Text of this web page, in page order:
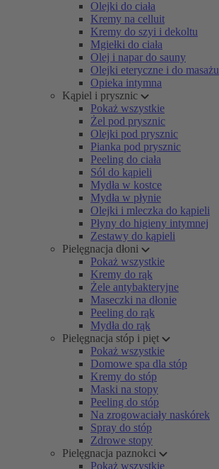
Olejki do ciała
Kremy na celluit
Kremy do szyi i dekoltu
Mgiełki do ciała
Olej i napar do sauny
Olejki eteryczne i do masażu
Opieka intymna
Kąpiel i prysznic
Pokaż wszystkie
Żel pod prysznic
Olejki pod prysznic
Pianka pod prysznic
Peeling do ciała
Sól do kąpieli
Mydła w kostce
Mydła w płynie
Olejki i mleczka do kąpieli
Płyny do higieny intymnej
Zestawy do kąpieli
Pielęgnacja dłoni
Pokaż wszystkie
Kremy do rąk
Żele antybakteryjne
Maseczki na dłonie
Peeling do rąk
Mydła do rąk
Pielęgnacja stóp i pięt
Pokaż wszystkie
Domowe spa dla stóp
Kremy do stóp
Maski na stopy
Peeling do stóp
Na zrogowaciały naskórek
Spray do stóp
Zdrowe stopy
Pielęgnacja paznokci
Pokaż wszystkie